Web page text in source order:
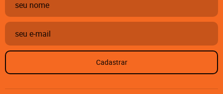
Cadastrar